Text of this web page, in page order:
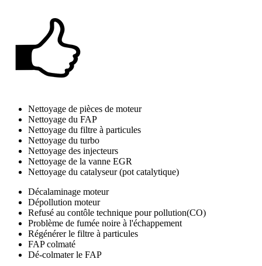
Nettoyage de pièces de moteur
Nettoyage du FAP
Nettoyage du filtre à particules
Nettoyage du turbo
Nettoyage des injecteurs
Nettoyage de la vanne EGR
Nettoyage du catalyseur (pot catalytique)
Décalaminage moteur
Dépollution moteur
Refusé au contôle technique pour pollution(CO)
Problème de fumée noire à l'échappement
Régénérer le filtre à particules
FAP colmaté
Dé-colmater le FAP